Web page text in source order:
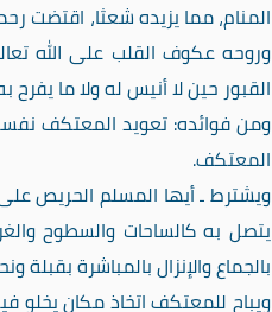
المنام، مما يزيده شعثا، اقتضت
وروحه عكوف القلب على الله
القبور حين لا أنيس له ولا ما
ومن فوائده: تعويد المعتكف نفسه
المعتكف.
ويشترط ـ أيها المسلم الحريص
يتصل به كالساحات والسطوح
بالجماع والإنزال بالمباشرة بقبلة
ويباح للمعتكف اتخاذ مكان يخلو